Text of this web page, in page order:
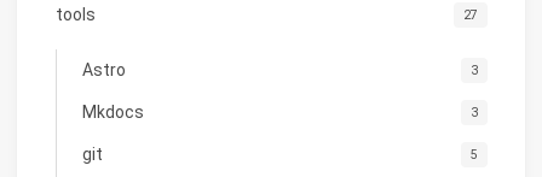
tools 27
Astro 3
Mkdocs 3
git 5